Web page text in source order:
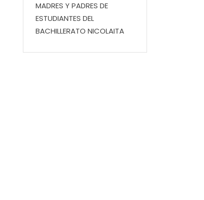
MADRES Y PADRES DE
ESTUDIANTES DEL
BACHILLERATO NICOLAITA